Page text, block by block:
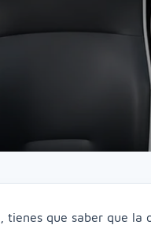
, tienes que saber que la